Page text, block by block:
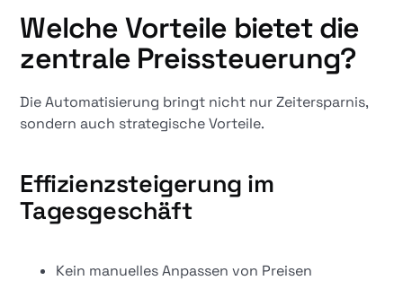
Welche Vorteile bietet die
zentrale Preissteuerung?
Die Automatisierung bringt nicht nur Zeitersparnis,
sondern auch strategische Vorteile.
Effizienzsteigerung im
Tagesgeschäft
Kein manuelles Anpassen von Preisen